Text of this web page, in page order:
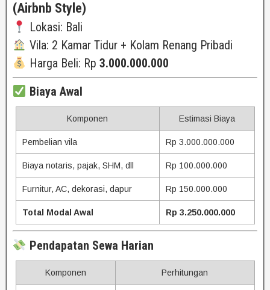
(Airbnb Style)
Lokasi: Bali
Vila: 2 Kamar Tidur + Kolam Renang Pribadi
Harga Beli: Rp 3.000.000.000
Biaya Awal
Komponen Estimasi Biaya
Pembelian vila Rp 3.000.000.000
Biaya notaris, pajak, SHM, dll Rp 100.000.000
Furnitur, AC, dekorasi, dapur Rp 150.000.000
Total Modal Awal Rp 3.250.000.000
Pendapatan Sewa Harian
Komponen Perhitungan